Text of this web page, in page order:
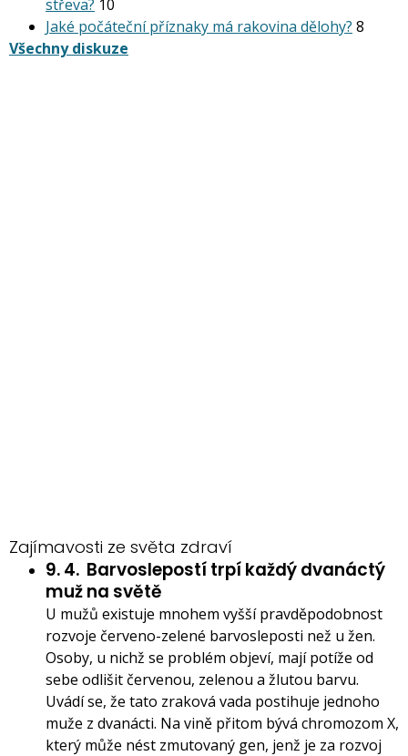
střeva? 10
Jaké počáteční příznaky má rakovina dělohy? 8
Všechny diskuze
Zajímavosti ze světa zdraví
9. 4. Barvoslepostí trpí každý dvanáctý
muž na světě
U mužů existuje mnohem vyšší pravděpodobnost
rozvoje červeno-zelené barvosleposti než u žen.
Osoby, u nichž se problém objeví, mají potíže od
sebe odlišit červenou, zelenou a žlutou barvu.
Uvádí se, že tato zraková vada postihuje jednoho
muže z dvanácti. Na vině přitom bývá chromozom X,
který může nést zmutovaný gen, jenž je za rozvoj